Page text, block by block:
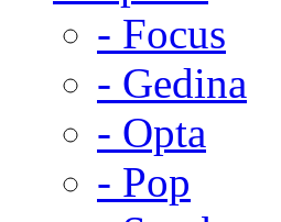
- Focus
- Gedina
- Opta
- Pop